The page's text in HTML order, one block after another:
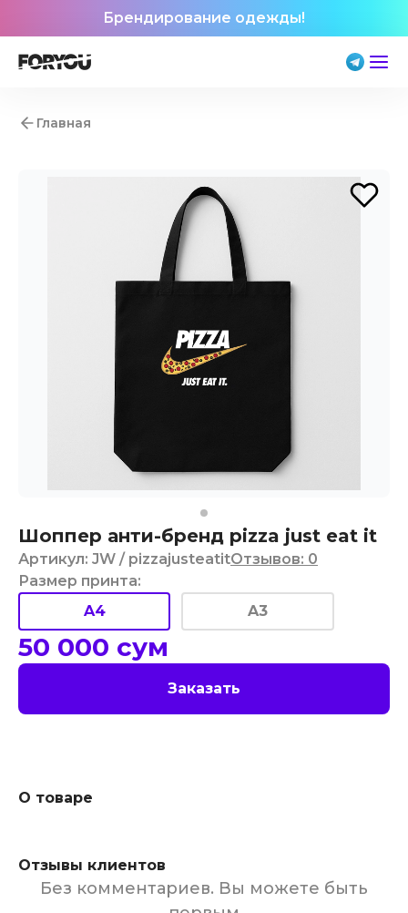
Брендирование одежды!
Главная
Шоппер анти-бренд pizza just eat it
Артикул: JW / pizzajusteatitОтзывов: 0
Размер принта:
A4
A3
50 000 сум
Заказать
О товаре
Отзывы клиентов
Без комментариев. Вы можете быть